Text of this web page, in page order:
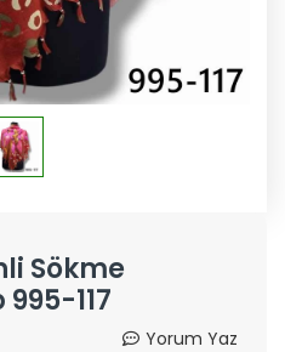
Sökme
117
Yorum Yaz